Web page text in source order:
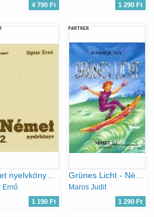
4 790 Ft 1 290 Ft
Német nyelvkönyv 2.
Ernő
1 190 Ft
PARTNER
Grünes Licht - Német III. tankönyv - 56326/III
Maros Judit
1 290 Ft